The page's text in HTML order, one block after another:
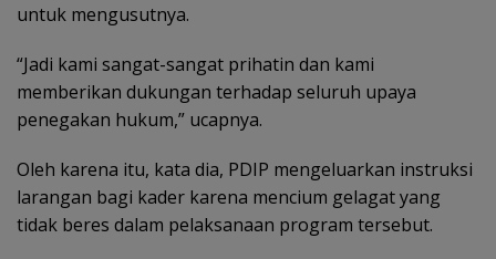
untuk mengusutnya.
“Jadi kami sangat-sangat prihatin dan kami
memberikan dukungan terhadap seluruh upaya
penegakan hukum,” ucapnya.
Oleh karena itu, kata dia, PDIP mengeluarkan instruksi
larangan bagi kader karena mencium gelagat yang
tidak beres dalam pelaksanaan program tersebut.